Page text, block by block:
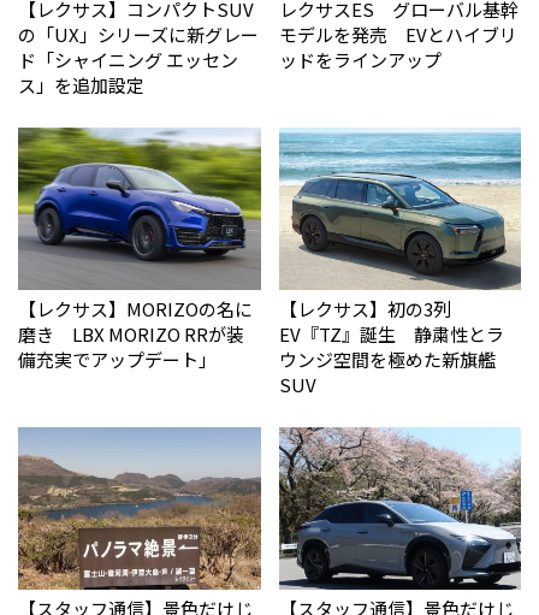
【レクサス】コンパクトSUV
の「UX」シリーズに新グレー
ド「シャイニング エッセン
ス」を追加設定
レクサスES グローバル基幹
モデルを発売 EVとハイブリ
ッドをラインアップ
【レクサス】MORIZOの名に
磨き LBX MORIZO RRが装
備充実でアップデート」
【レクサス】初の3列
EV『TZ』誕生 静粛性とラ
ウンジ空間を極めた新旗艦
SUV
【スタッフ通信】景色だけじ 【スタッフ通信】景色だけじ